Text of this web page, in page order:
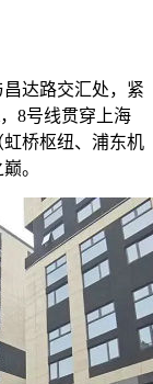
达路交汇处，紧
8号线贯穿上海
桥枢纽、浦东机
。